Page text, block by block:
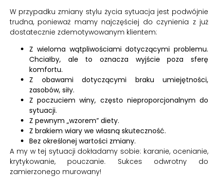
W przypadku zmiany stylu życia sytuacja jest podwójnie
trudna, ponieważ mamy najczęściej do czynienia z już
dostatecznie zdemotywowanym klientem:
Z wieloma wątpliwościami dotyczącymi problemu.
Chciałby, ale to oznacza wyjście poza sferę
komfortu.
Z obawami dotyczącymi braku umiejętności,
zasobów, siły.
Z poczuciem winy, często nieproporcjonalnym do
sytuacji.
Z pewnym „wzorem” diety.
Z brakiem wiary we własną skuteczność.
Bez określonej wartości zmiany.
A my w tej sytuacji dokładamy sobie: karanie, ocenianie,
krytykowanie, pouczanie. Sukces odwrotny do
zamierzonego murowany!